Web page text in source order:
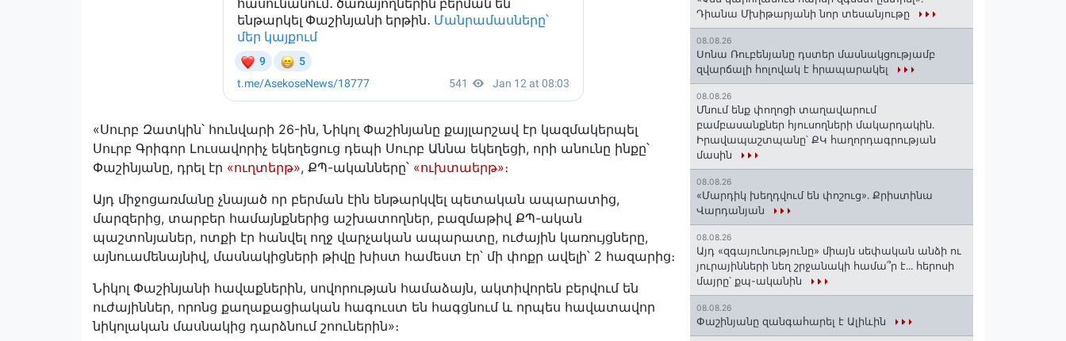
«Սուրբ Զատկին՝ հունվարի 26-ին, Նիկոլ Փաշինյանը քայլարշավ էր կազմակերպել
Սուրբ Գրիգոր Լուսավորիչ եկեղեցուց դեպի Սուրբ Աննա եկեղեցի, որի անունը ինքը՝
Փաշինյանը, դրել էր «ուղտերթ», ՔՊ-ականները՝ «ուխտաերթ»։
Այդ միջոցառմանը չնայած որ բերման էին ենթարկվել պետական ապարատից,
մարզերից, տարբեր համայնքներից աշխատողներ, բազմաթիվ ՔՊ-ական
պաշտոնյաներ, ոտքի էր հանվել ողջ վարչական ապարատը, ուժային կառույցները,
այնուամենայնիվ, մասնակիցների թիվը խիստ համեստ էր՝ մի փոքր ավելի՝ 2 հազարից։
Նիկոլ Փաշինյանի հավաքներին, սովորության համաձայն, ակտիվորեն բերվում են
ուժայիններ, որոնց քաղաքացիական հագուստ են հագցնում և որպես հավատավոր
նիկոլական մասնակից դարձնում շոուներին»։
Դիանա Մխիթարյանի նոր տեսանյութը
08.08.26
Սոնա Ռուբենյանը դստեր մասնակցությամբ
զվարճալի հոլովակ է հրապարակել
08.08.26
Մնում ենք փողոցի տաղավարում
բամբասանքներ հյուսողների մակարդակին․
Իրավապաշտպանը՝ ՔԿ հաղորդագրության
մասին
08.08.26
«Մարդիկ խեղդվում են փոշուց»․ Քրիստինա
Վարդանյան
08.08.26
Այդ «զգայունությունը» միայն սեփական անձի ու
յուրայինների նեղ շրջանակի համա՞ր է․․․ հերոսի
մայրը՝ քպ-ականին
08.08.26
Փաշինյանը զանգահարել է Ալիևին